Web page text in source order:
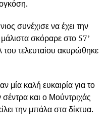
συνέχισε να έχει την
σκόραρε στο 57’
τελευταίου ακυρώθηκε
μία καλή ευκαιρία για το
και ο Μούντριχάς
την μπάλα στα δίκτυα.